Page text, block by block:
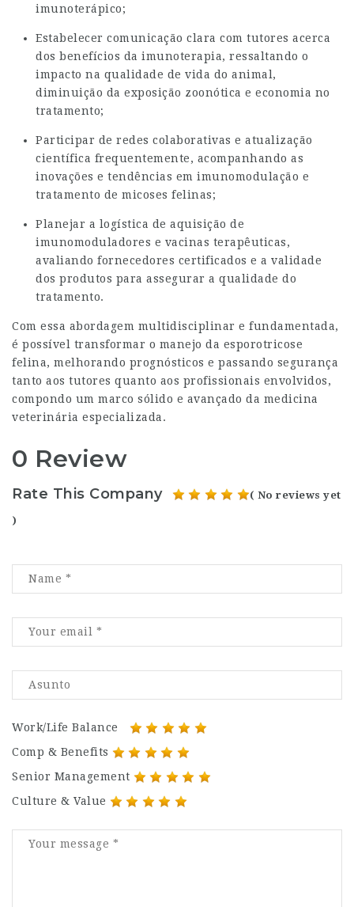
imunoterápico;
Estabelecer comunicação clara com tutores acerca
dos benefícios da imunoterapia, ressaltando o
impacto na qualidade de vida do animal,
diminuição da exposição zoonótica e economia no
tratamento;
Participar de redes colaborativas e atualização
científica frequentemente, acompanhando as
inovações e tendências em imunomodulação e
tratamento de micoses felinas;
Planejar a logística de aquisição de
imunomoduladores e vacinas terapêuticas,
avaliando fornecedores certificados e a validade
dos produtos para assegurar a qualidade do
tratamento.
Com essa abordagem multidisciplinar e fundamentada,
é possível transformar o manejo da esporotricose
felina, melhorando prognósticos e passando segurança
tanto aos tutores quanto aos profissionais envolvidos,
compondo um marco sólido e avançado da medicina
veterinária especializada.
0 Review
Rate This Company ( No reviews yet
)
Work/Life Balance
Comp & Benefits
Senior Management
Culture & Value